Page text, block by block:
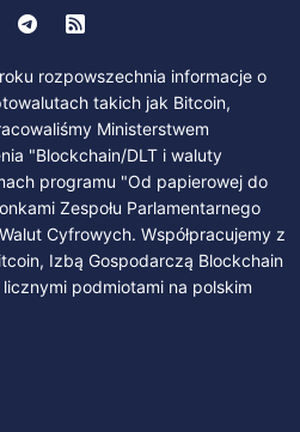
rozpowszechnia informacje o
takich jak Bitcoin,
Ministerstwem
"Blockchain/DLT i waluty
programu "Od papierowej do
Zespołu Parlamentarnego
Cyfrowych. Współpracujemy z
Izbą Gospodarczą Blockchain
podmiotami na polskim